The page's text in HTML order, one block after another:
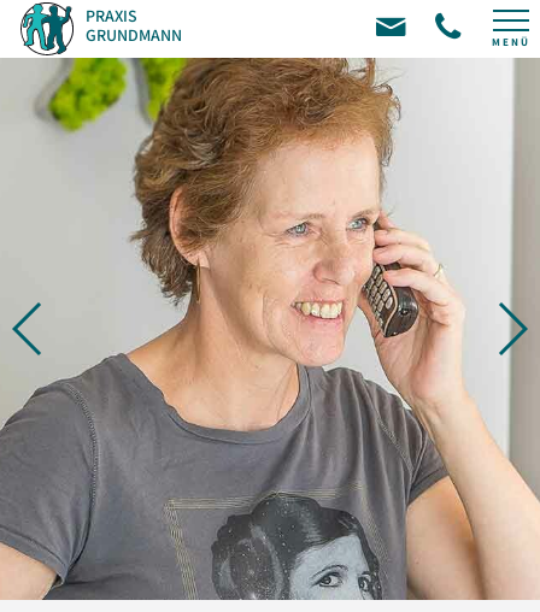
PRAXIS
GRUNDMANN
MENÜ